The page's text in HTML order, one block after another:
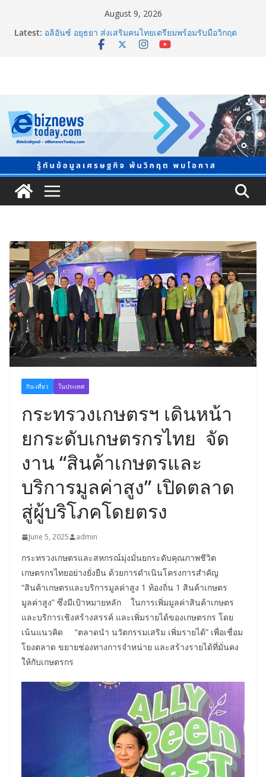
August 9, 2026
Latest:
ภาครัฐ-เอกชนจับมือสัมมนาใหญ่ ยกระดับอุตสาหกรรมเซ
รามิกไทยสู่สากล พร้อมชวนผู้ประกอบไทยร่วมงาน
“Ceramics Vietnam & Stone Vietnam 2026”
ยิ่งใหญ่ Thailand e-Commerce Expo 2026 ผนึกกว่า 50
พันธมิตร ปั้นผู้ประกอบการไทยสู่ตลาดโลก คาดเงินสะพัด
กว่า 300 ล้านบาท
LORDNINE จัดศึกคนดังสายเกม ไทย ปะทะ ฟิลิปปินส์ ใน
“Rise of the Tenth Lord” เปิดสงครามกิลด์ข้ามประเทศ
ฉลองเซิร์ฟเวอร์ใหม่ เฮเลนา
แพทย์เผย โรคไม่ติดต่อเรื้อรัง NCDs คร่าชีวิตคนไทยก่อน
วัยอันควร ทำสูญเสียทางเศรษฐกิจมหาศาล 1.6 ล้านล้าน
บาทต่อปี
กิน-เที่ยว ในประเทศ
กระทรวงเกษตรฯ เดินหน้า
ยกระดับเกษตรกรไทย จัด
งาน “สินค้าเกษตรและ
บริการมูลค่าสูง” เปิดตลาด
สู่ผู้บริโภคโดยตรง
June 5, 2025 admin
กระทรวงเกษตรและสหกรณ์มุ่งมั่นยกระดับคุณภาพชีวิต
เกษตรกรไทยอย่างยั่งยืน ด้วยการดำเนินโครงการสำคัญ
“สินค้าเกษตรและบริการมูลค่าสูง 1 ท้องถิ่น 1 สินค้าเกษตร
มูลค่าสูง” ซึ่งมีเป้าหมายหลัก ในการเพิ่มมูลค่าสินค้าเกษตร
และบริการเชิงสร้างสรรค์ และเพิ่มรายได้ของเกษตรกร โดย
เน้นแนวคิด “ตลาดนำ นวัตกรรมเสริม เพิ่มรายได้” เพื่อเชื่อม
โยงตลาด ขยายช่องทางการจำหน่าย และสร้างรายได้ที่มั่นคง
ให้กับเกษตรกร